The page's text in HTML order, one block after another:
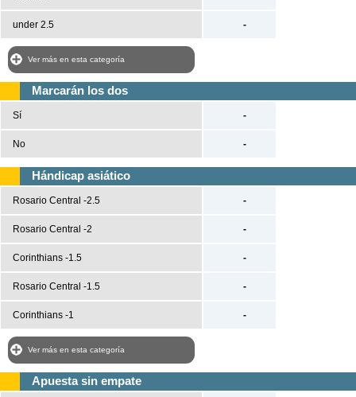
under 2.5 -
Ver más en esta categoría
Marcarán los dos
Sí
No
-
-
Hándicap asiático
Rosario Central -2.5
Rosario Central -2
Corinthians -1.5
Rosario Central -1.5
Corinthians -1
-
-
-
-
-
Ver más en esta categoría
Apuesta sin empate